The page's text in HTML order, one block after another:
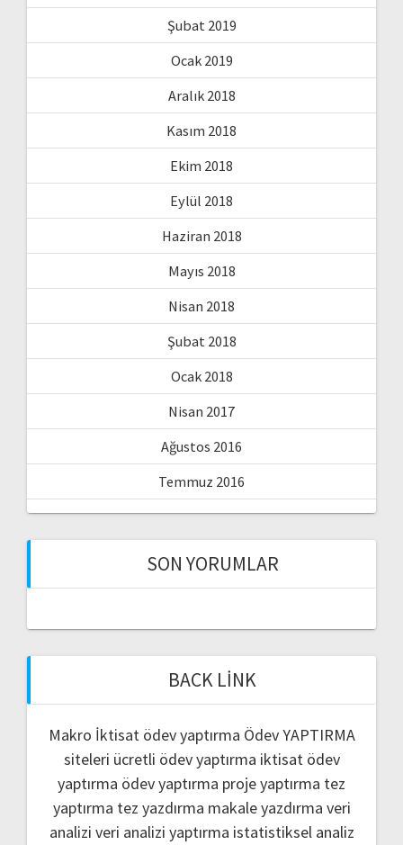
Şubat 2019
Ocak 2019
Aralık 2018
Kasım 2018
Ekim 2018
Eylül 2018
Haziran 2018
Mayıs 2018
Nisan 2018
Şubat 2018
Ocak 2018
Nisan 2017
Ağustos 2016
Temmuz 2016
SON YORUMLAR
BACK LINK
Makro İktisat ödev yaptırma Ödev YAPTIRMA
siteleri ücretli ödev yaptırma iktisat ödev
yaptırma ödev yaptırma proje yaptırma tez
yaptırma tez yazdırma makale yazdırma veri
analizi veri analizi yaptırma istatistiksel analiz